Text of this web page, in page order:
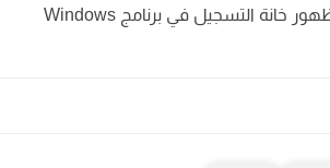
حل مشكلة عدم ظهور خانة التسجيل في برنامج Windows